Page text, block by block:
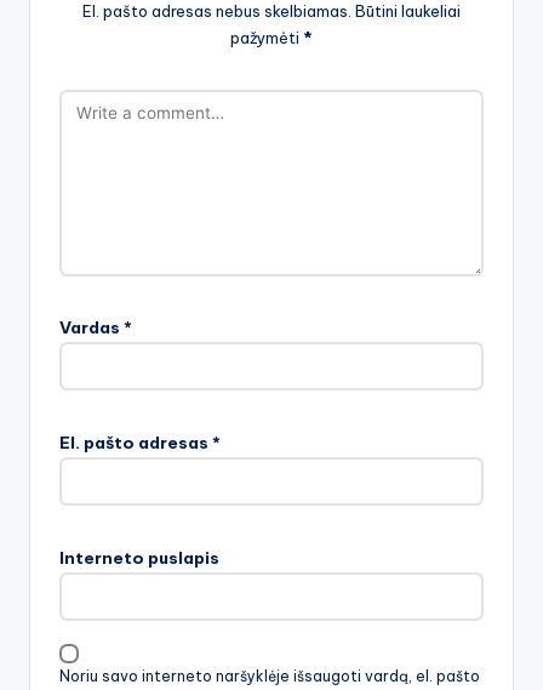
El. pašto adresas nebus skelbiamas. Būtini laukeliai
pažymėti *
Vardas *
El. pašto adresas *
Interneto puslapis
Noriu savo interneto naršyklėje išsaugoti vardą, el. pašto